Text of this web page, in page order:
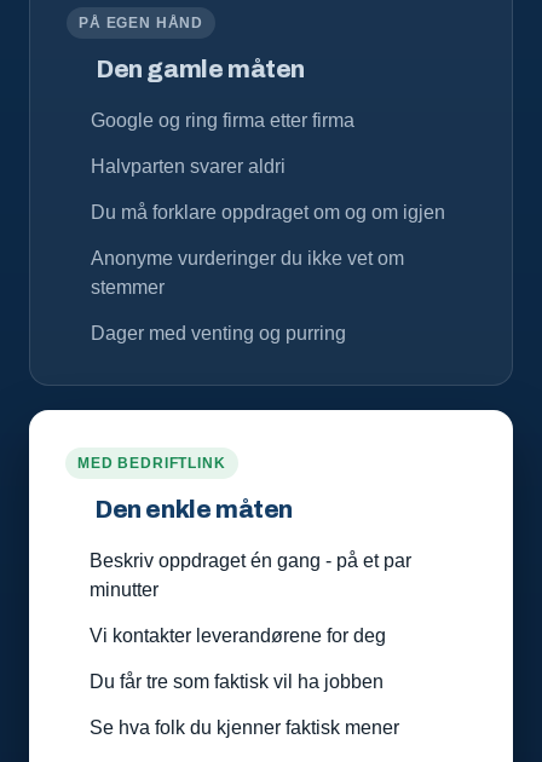
PÅ EGEN HÅND
Den gamle måten
Google og ring firma etter firma
Halvparten svarer aldri
Du må forklare oppdraget om og om igjen
Anonyme vurderinger du ikke vet om
stemmer
Dager med venting og purring
MED BEDRIFTLINK
Den enkle måten
Beskriv oppdraget én gang - på et par
minutter
Vi kontakter leverandørene for deg
Du får tre som faktisk vil ha jobben
Se hva folk du kjenner faktisk mener